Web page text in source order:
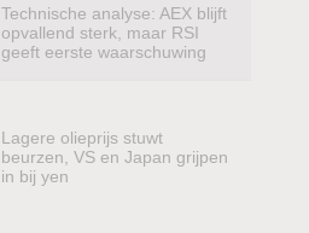
Technische analyse: AEX blijft
opvallend sterk, maar RSI
geeft eerste waarschuwing
Lagere olieprijs stuwt
beurzen, VS en Japan grijpen
in bij yen